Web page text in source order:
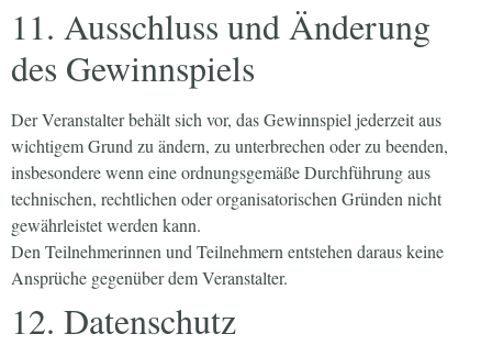
11. Ausschluss und Änderung
des Gewinnspiels
Der Veranstalter behält sich vor, das Gewinnspiel jederzeit aus
wichtigem Grund zu ändern, zu unterbrechen oder zu beenden,
insbesondere wenn eine ordnungsgemäße Durchführung aus
technischen, rechtlichen oder organisatorischen Gründen nicht
gewährleistet werden kann.
Den Teilnehmerinnen und Teilnehmern entstehen daraus keine
Ansprüche gegenüber dem Veranstalter.
12. Datenschutz